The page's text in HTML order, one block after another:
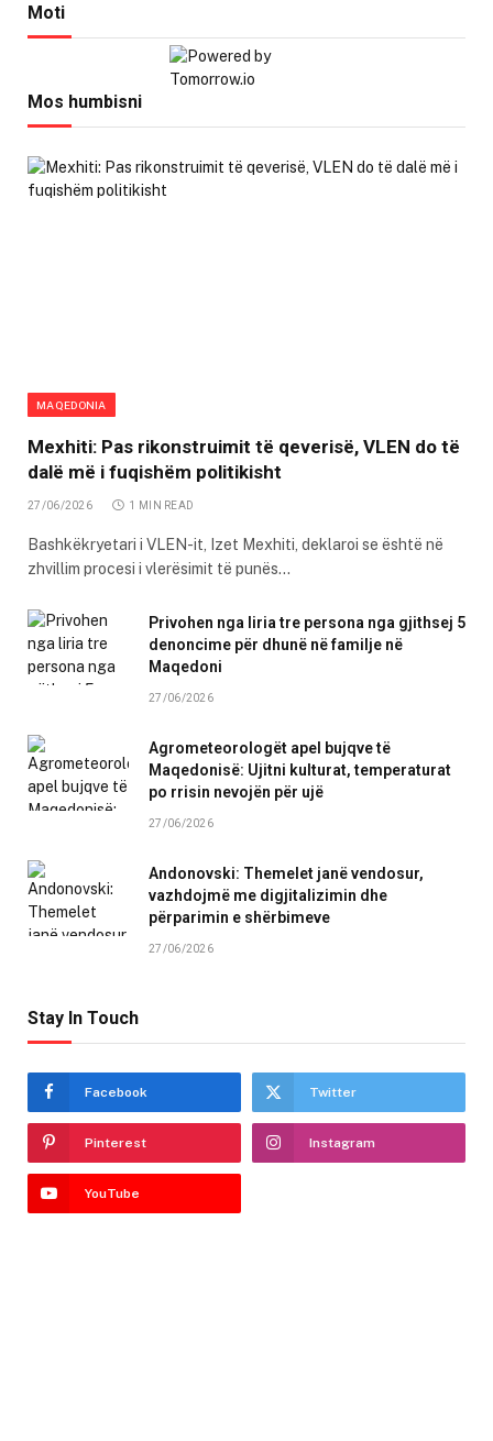
Moti
Mos humbisni
MAQEDONIA
Mexhiti: Pas rikonstruimit të qeverisë, VLEN do të
dalë më i fuqishëm politikisht
27/06/2026 1 MIN READ
Bashkëkryetari i VLEN-it, Izet Mexhiti, deklaroi se është në
zhvillim procesi i vlerësimit të punës…
Privohen nga liria tre persona nga gjithsej 5
denoncime për dhunë në familje në
Maqedoni
27/06/2026
Agrometeorologët apel bujqve të
Maqedonisë: Ujitni kulturat, temperaturat
po rrisin nevojën për ujë
27/06/2026
Andonovski: Themelet janë vendosur,
vazhdojmë me digjitalizimin dhe
përparimin e shërbimeve
27/06/2026
Stay In Touch
Facebook Twitter
Pinterest Instagram
YouTube